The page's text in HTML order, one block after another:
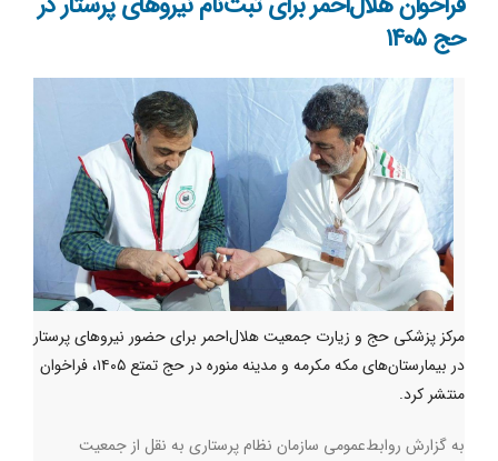
حج ۱۴۰۵
مرکز پزشکی حج و زیارت جمعیت هلال‌احمر برای حضور نیروهای پرستار
در بیمارستان‌های مکه مکرمه و مدینه منوره در حج تمتع ۱۴۰۵، فراخوان
منتشر کرد.
به گزارش روابط‌عمومی سازمان نظام پرستاری به نقل از جمعیت